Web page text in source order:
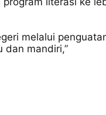
melalui
dan mandiri,”